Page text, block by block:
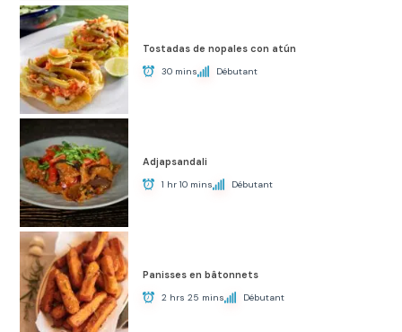
Tostadas de nopales con atún
30 mins Débutant
Adjapsandali
1 hr 10 mins Débutant
Panisses en bâtonnets
2 hrs 25 mins Débutant